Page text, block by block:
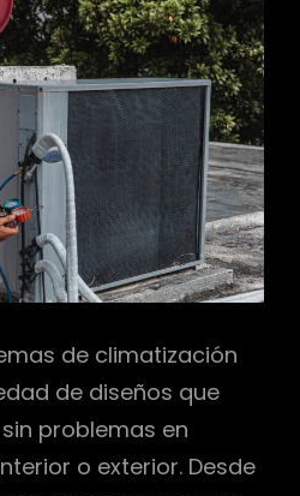
de climatización
de diseños que
problemas en
o exterior. Desde